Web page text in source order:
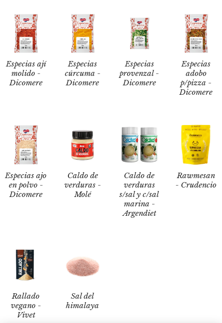
Especias ají
molido -
Dicomere
Especias
cúrcuma -
Dicomere
Especias
provenzal -
Dicomere
Especias
adobo
p/pizza -
Dicomere
Especias ajo
en polvo -
Dicomere
Caldo de
verduras -
Molé
Caldo de
verduras
s/sal y c/sal
marina -
Argendiet
Rawmesan
- Crudencio
Rallado
vegano -
Vivet
Sal del
himalaya